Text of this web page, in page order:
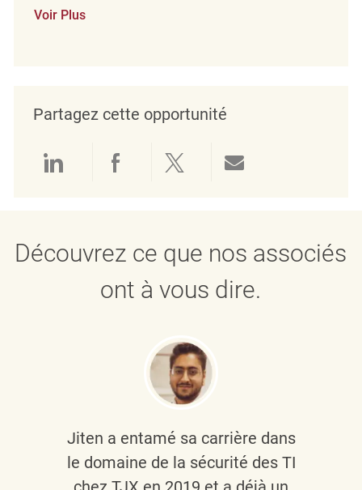
Voir Plus
Partagez cette opportunité
Partager via LinkedIn
Partager via Facebook
Partager via twitter
Découvrez ce que nos associés
ont à vous dire.
Jiten a entamé sa carrière dans
le domaine de la sécurité des TI